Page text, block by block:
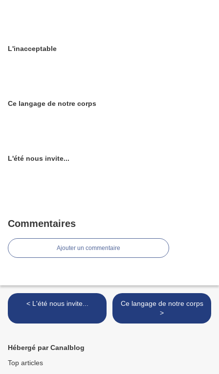
L'inacceptable
Ce langage de notre corps
L'été nous invite...
Commentaires
Ajouter un commentaire
< L'été nous invite...
Ce langage de notre corps
>
Hébergé par Canalblog
Top articles